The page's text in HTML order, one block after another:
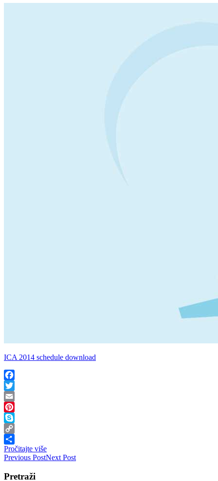
ICA 2014 schedule download
Facebook
Twitter
Email
Pinterest
Skype
Copy
Link
Share
Pročitajte više
Previous PostNext Post
Pretraži